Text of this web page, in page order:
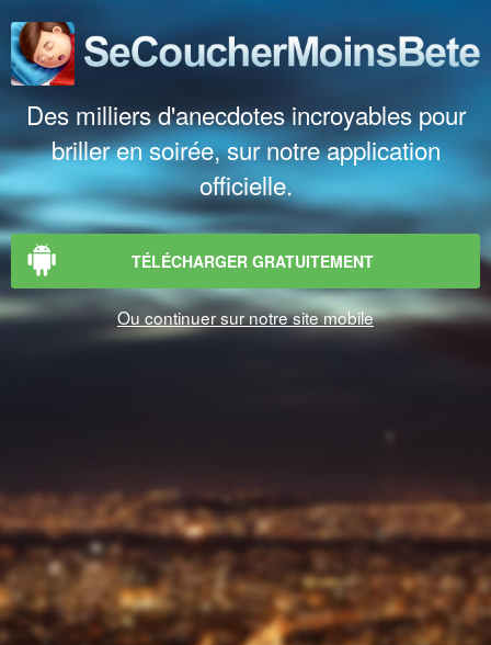
Des milliers d'anecdotes incroyables pour
briller en soirée, sur notre application
officielle.
TÉLÉCHARGER GRATUITEMENT
Ou continuer sur notre site mobile